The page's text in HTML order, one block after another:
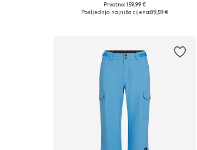
Dostupne veličine: XS, S, M, L, XL
Prvotno: 159,99 €
Posljednja najniža cijena:89,59 €